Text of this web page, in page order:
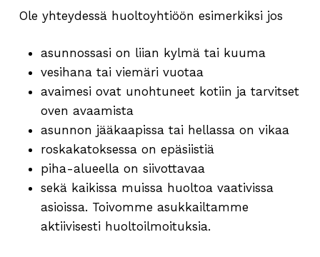
Ole yhteydessä huoltoyhtiöön esimerkiksi jos
asunnossasi on liian kylmä tai kuuma
vesihana tai viemäri vuotaa
avaimesi ovat unohtuneet kotiin ja tarvitset
oven avaamista
asunnon jääkaapissa tai hellassa on vikaa
roskakatoksessa on epäsiistiä
piha-alueella on siivottavaa
sekä kaikissa muissa huoltoa vaativissa
asioissa. Toivomme asukkailtamme
aktiivisesti huoltoilmoituksia.